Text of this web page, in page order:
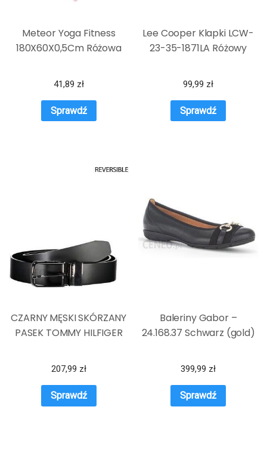
Meteor Yoga Fitness
180X60X0,5Cm Różowa
41,89 zł
Sprawdź
Lee Cooper Klapki LCW-
23-35-1871LA Różowy
99,99 zł
Sprawdź
CZARNY MĘSKI SKÓRZANY
PASEK TOMMY HILFIGER
207,99 zł
Sprawdź
Baleriny Gabor –
24.168.37 Schwarz (gold)
399,99 zł
Sprawdź